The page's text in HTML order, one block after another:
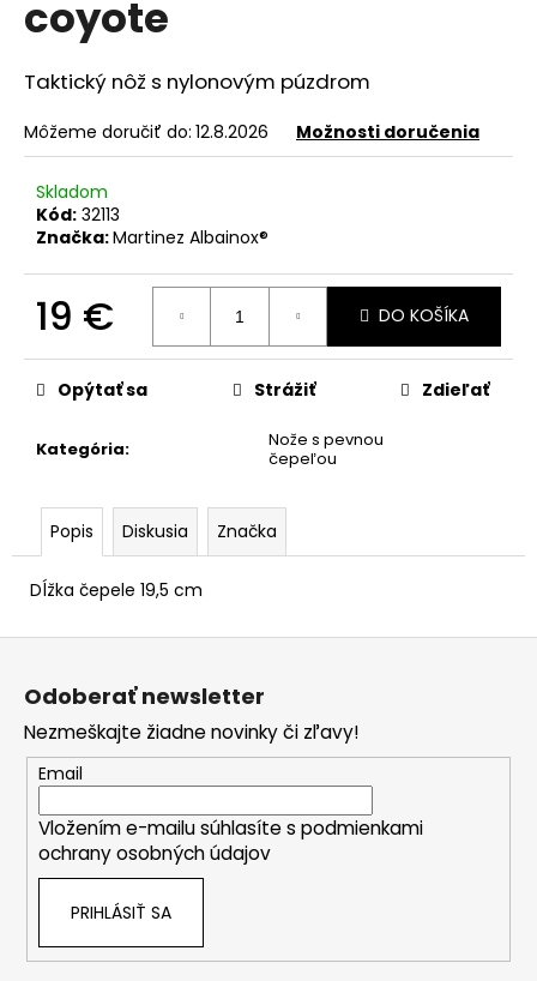
coyote
Taktický nôž s nylonovým púzdrom
Môžeme doručiť do: 12.8.2026 Možnosti doručenia
Skladom
Kód: 32113
Značka:Martinez Albainox®
19 €
cena:
DO KOŠÍKA
Kategória:
Nože s pevnou
čepeľou
Opýtať sa Strážiť Zdieľať
Popis Diskusia Značka
Dĺžka čepele 19,5 cm
á
s
ť
?
HĽADAŤ
O
p
o
a
m
Z
Odoberať newsletter
Nezmeškajte žiadne novinky či zľavy!
Email
Vložením e-mailu súhlasíte s podmienkami
ochrany osobných údajov
PRIHLÁSIŤ SA